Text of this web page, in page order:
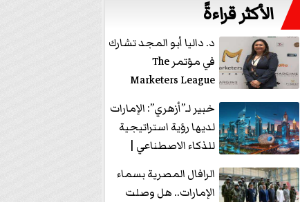
الأكثر قراءةً
د. داليا أبو المجد تشارك
في مؤتمر The
Marketers League
وتدير جلسة...
خبير لـ”أزهري”: الإمارات
لديها رؤية استراتيجية
للذكاء الاصطناعي |
الرافال المصرية بسماء
الإمارات.. هل وصلت